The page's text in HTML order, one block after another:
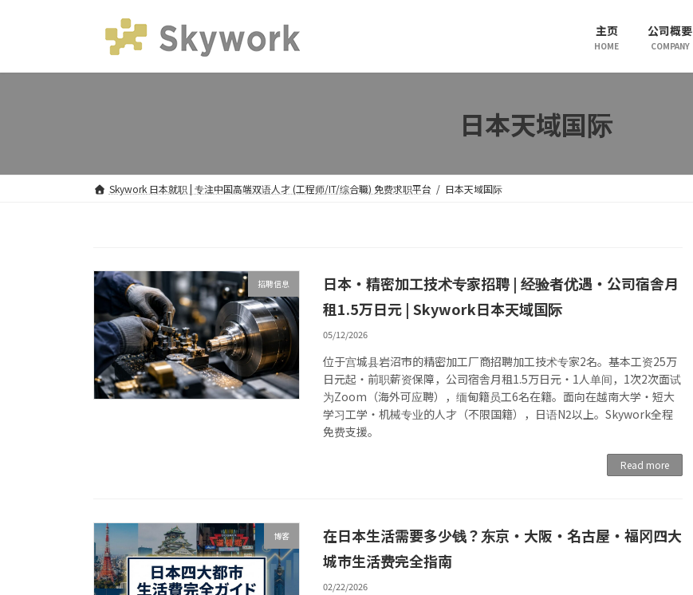
content
Navigation
主页
HOME
公司概要
COMPANY
日本天域国际
Skywork 日本就职 | 专注中国高端双语人才 (工程师/IT/综合職) 免费求职平台 日本天域国际
招聘信息
日本・精密加工技术专家招聘 | 经验者优遇・公司宿舎月
租1.5万日元 | Skywork日本天域国际
05/12/2026
位于宫城县岩沼市的精密加工厂商招聘加工技术专家2名。基本工资25万
日元起・前职薪资保障，公司宿舎月租1.5万日元・1人单间，1次2次面试
为Zoom（海外可应聘），缅甸籍员工6名在籍。面向在越南大学・短大
学习工学・机械专业的人才（不限国籍），日语N2以上。Skywork全程
免费支援。
Read more
博客
在日本生活需要多少钱？东京・大阪・名古屋・福冈四大
城市生活费完全指南
02/22/2026